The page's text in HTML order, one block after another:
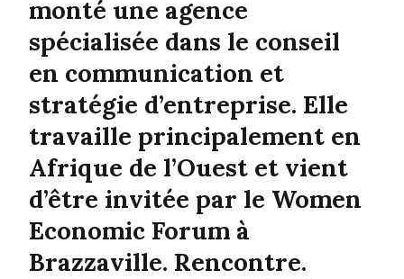
monté une agence
spécialisée dans le conseil
en communication et
stratégie d’entreprise. Elle
travaille principalement en
Afrique de l’Ouest et vient
d’être invitée par le Women
Economic Forum à
Brazzaville. Rencontre.